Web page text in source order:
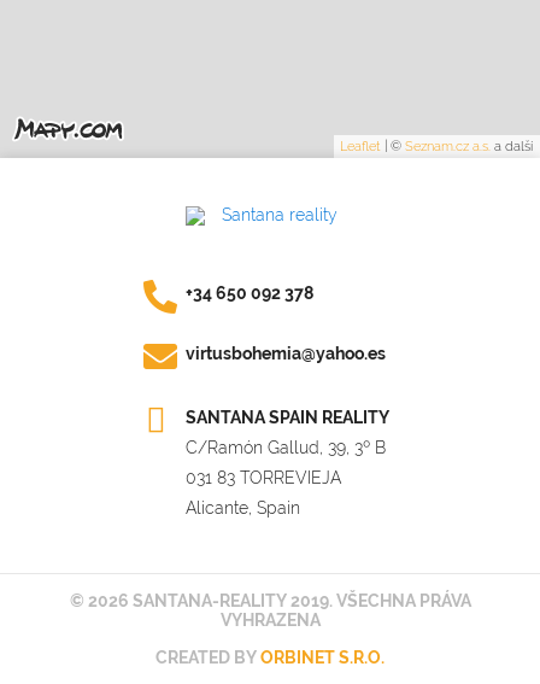
Leaflet ©Seznam.cz a.s. a další
+34 650 092 378
virtusbohemia@yahoo.es
SANTANA SPAIN REALITY
C/Ramón Gallud, 39, 3º B
031 83 TORREVIEJA
Alicante, Spain
© 2026 SANTANA-REALITY 2019. VŠECHNA PRÁVA
VYHRAZENA
CREATED BYORBINET S.R.O.